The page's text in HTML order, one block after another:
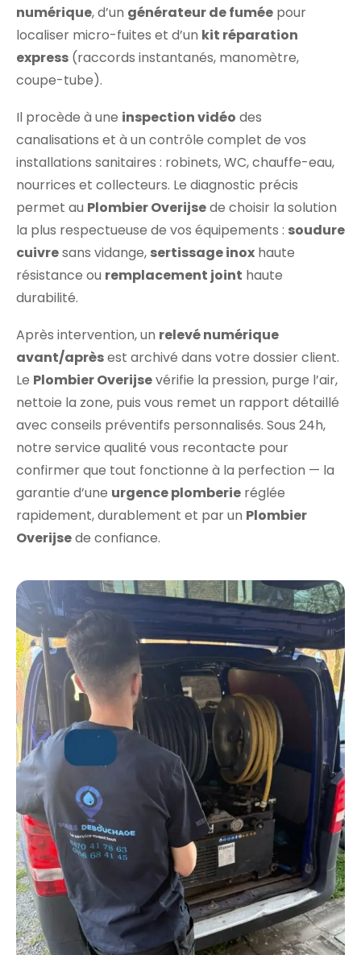
numérique, d’un générateur de fumée pour
localiser micro-fuites et d’un kit réparation
express (raccords instantanés, manomètre,
coupe-tube).
Il procède à une inspection vidéo des
canalisations et à un contrôle complet de vos
installations sanitaires : robinets, WC, chauffe-eau,
nourrices et collecteurs. Le diagnostic précis
permet au Plombier Overijsede choisir la solution
la plus respectueuse de vos équipements : soudure
cuivresans vidange, sertissage inox haute
résistance ou remplacement joint haute
durabilité.
Après intervention, un relevé numérique
avant/aprèsest archivé dans votre dossier client.
Le Plombier Overijsevérifie la pression, purge l’air,
nettoie la zone, puis vous remet un rapport détaillé
avec conseils préventifs personnalisés. Sous 24h,
notre service qualité vous recontacte pour
confirmer que tout fonctionne à la perfection — la
garantie d’une urgence plomberie réglée
rapidement, durablement et par un Plombier
Overijsede confiance.